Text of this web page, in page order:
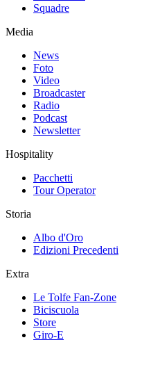
Squadre
Media
News
Foto
Video
Broadcaster
Radio
Podcast
Newsletter
Hospitality
Pacchetti
Tour Operator
Storia
Albo d'Oro
Edizioni Precedenti
Extra
Le Tolfe Fan-Zone
Biciscuola
Store
Giro-E